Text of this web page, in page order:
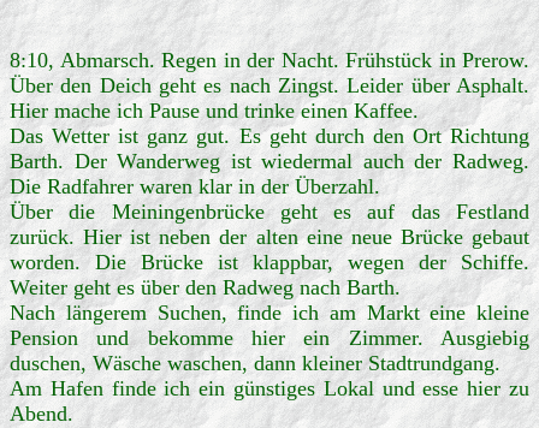
8:10, Abmarsch. Regen in der Nacht. Frühstück in Prerow.
Über den Deich geht es nach Zingst. Leider über Asphalt.
Hier mache ich Pause und trinke einen Kaffee.
Das Wetter ist ganz gut. Es geht durch den Ort Richtung
Barth. Der Wanderweg ist wiedermal auch der Radweg.
Die Radfahrer waren klar in der Überzahl.
Über die Meiningenbrücke geht es auf das Festland
zurück. Hier ist neben der alten eine neue Brücke gebaut
worden. Die Brücke ist klappbar, wegen der Schiffe.
Weiter geht es über den Radweg nach Barth.
Nach längerem Suchen, finde ich am Markt eine kleine
Pension und bekomme hier ein Zimmer. Ausgiebig
duschen, Wäsche waschen, dann kleiner Stadtrundgang.
Am Hafen finde ich ein günstiges Lokal und esse hier zu
Abend.